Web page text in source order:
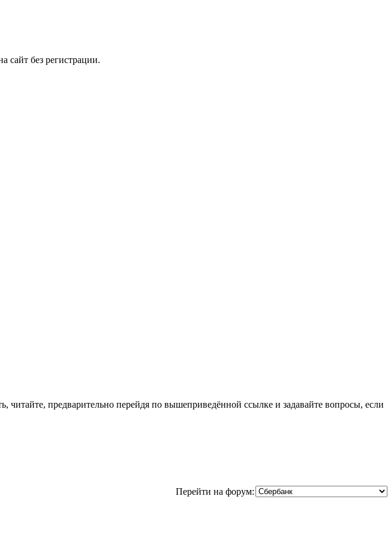
сайт без регистрации.
читайте, предварительно перейдя по вышеприведённой ссылке и задавайте вопросы, если
Перейти на форум: